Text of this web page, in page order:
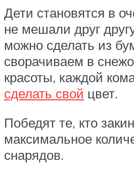
Дети становятся в
не мешали друг
можно сделать из
сворачиваем в
красоты, каждой
сделать свой цвет.
Победят те, кто
максимальное
снарядов.